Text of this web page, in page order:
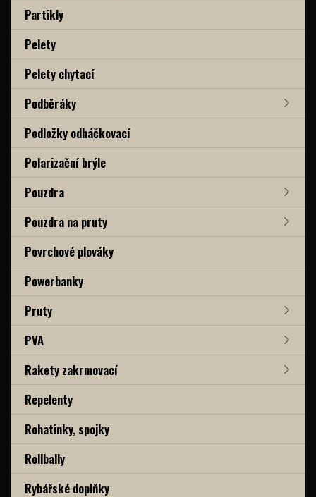
Partikly
Pelety
Pelety chytací
Podběráky
Podložky odháčkovací
Polarizační brýle
Pouzdra
Pouzdra na pruty
Povrchové plováky
Powerbanky
Pruty
PVA
Rakety zakrmovací
Repelenty
Rohatinky, spojky
Rollbally
Rybářské doplňky